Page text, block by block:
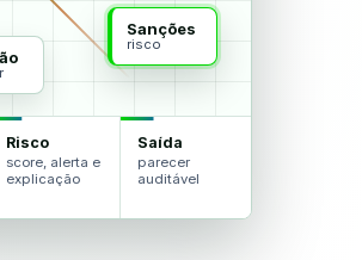
Sanções
risco
Risco
score, alerta e
explicação
Saída
parecer
auditável